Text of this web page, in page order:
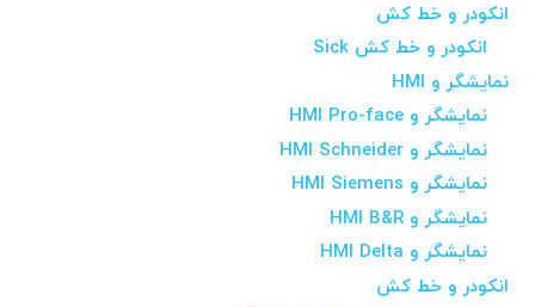
انکودر و خط کش
انکودر و خط کش Sick
نمایشگر و HMI
نمایشگر و HMI Pro-face
نمایشگر و HMI Schneider
نمایشگر و HMI Siemens
نمایشگر و HMI B&R
نمایشگر و HMI Delta
انکودر و خط کش